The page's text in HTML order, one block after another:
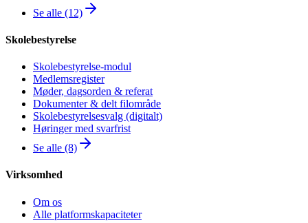
Se alle (12)
Skolebestyrelse
Skolebestyrelse-modul
Medlemsregister
Møder, dagsorden & referat
Dokumenter & delt filområde
Skolebestyrelsesvalg (digitalt)
Høringer med svarfrist
Se alle (8)
Virksomhed
Om os
Alle platformskapaciteter